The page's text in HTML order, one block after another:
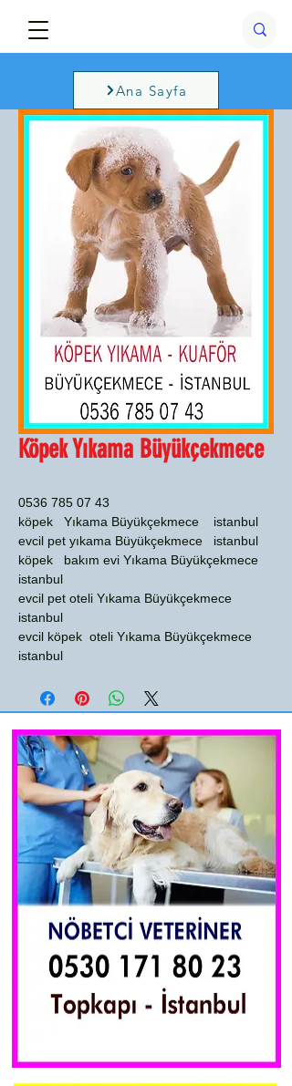
Ana Sayfa
Köpek Yıkama Büyükçekmece
0536 785 07 43
köpek Yıkama Büyükçekmece istanbul
evcil pet yıkama Büyükçekmece istanbul
köpek bakım evi Yıkama Büyükçekmece
istanbul
evcil pet oteli Yıkama Büyükçekmece
istanbul
evcil köpek oteli Yıkama Büyükçekmece
istanbul